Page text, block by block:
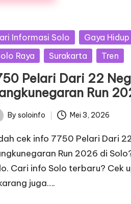
Informasi Solo Gaya Hidup
Raya
Surakarta Tren
Pelari Dari 22
Run
By soloinfo Mei 3, 2026
cek info 7750 Pelari Dari
Run 2026 di
Cari info Solo terbaru? Cek
juga….